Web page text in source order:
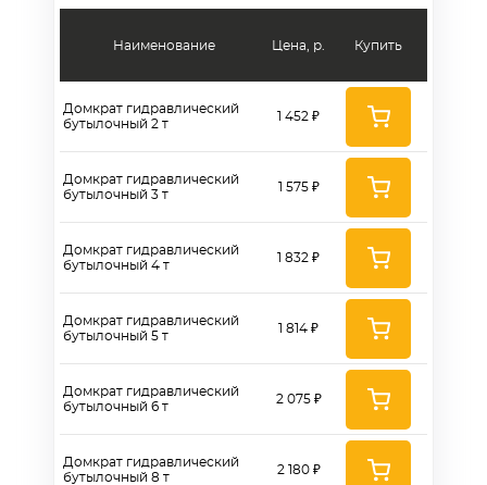
Наименование
Домкрат гидравлический
бутылочный 2 т
Домкрат гидравлический
бутылочный 3 т
Домкрат гидравлический
бутылочный 4 т
Домкрат гидравлический
бутылочный 5 т
Домкрат гидравлический
бутылочный 6 т
Домкрат гидравлический
бутылочный 8 т
Цена, р.
1 452 ₽
1 575 ₽
1 832 ₽
1 814 ₽
2 075 ₽
2 180 ₽
Купить